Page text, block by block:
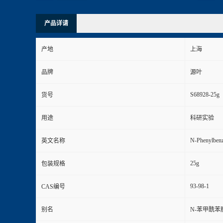
产品详请
产地 上海
品牌 源叶
货号 S68928-25g
用途 科研实验
英文名称 N-
包装规格 25g
CAS编号 93-98-1
别名 N-苯甲酰苯